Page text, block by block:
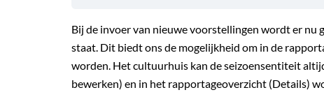
Bij de invoer van nieuwe voorstellingen wordt er nu
staat. Dit biedt ons de mogelijkheid om in de
worden. Het cultuurhuis kan de seizoensentiteit
bewerken) en in het rapportageoverzicht (Details)